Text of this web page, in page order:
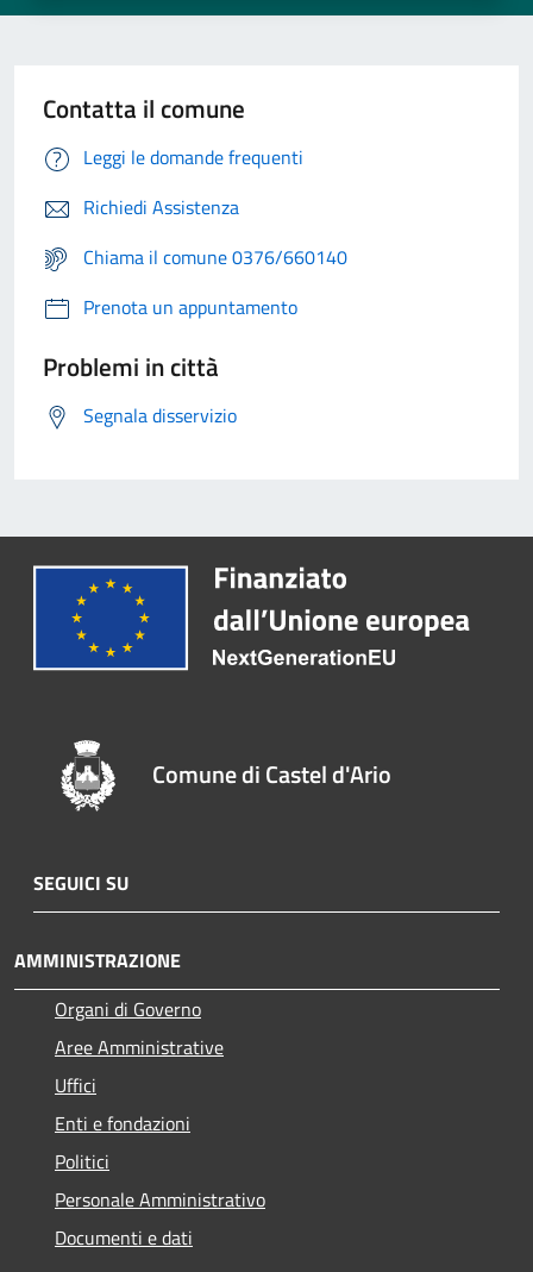
Contatta il comune
Leggi le domande frequenti
Richiedi Assistenza
Chiama il comune 0376/660140
Prenota un appuntamento
Problemi in città
Segnala disservizio
Comune di Castel d'Ario
SEGUICI SU
AMMINISTRAZIONE
Organi di Governo
Aree Amministrative
Uffici
Enti e fondazioni
Politici
Personale Amministrativo
Documenti e dati